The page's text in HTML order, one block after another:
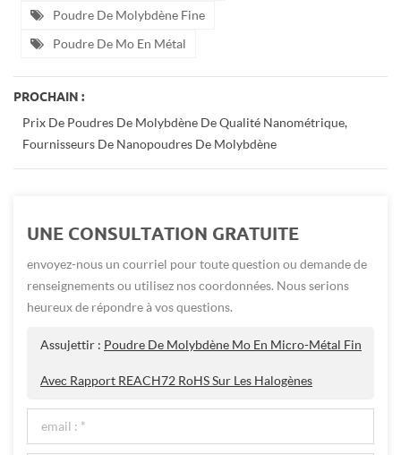
Poudre De Molybdène Fine
Poudre De Mo En Métal
PROCHAIN :
Prix De Poudres De Molybdène De Qualité Nanométrique,
Fournisseurs De Nanopoudres De Molybdène
UNE CONSULTATION GRATUITE
envoyez-nous un courriel pour toute question ou demande de
renseignements ou utilisez nos coordonnées. Nous serions
heureux de répondre à vos questions.
Assujettir : Poudre De Molybdène Mo En Micro-Métal Fin
Avec Rapport REACH72 RoHS Sur Les Halogènes